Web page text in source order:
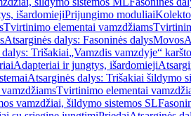
išardomiejiPrijungimo moduliai
Tvirtinimo elementai vamzdžiams
Atsarginės dalys: Fasoninės dalysMovos
Trišakiai„Vamzdis vamzdyje“
Adapteriai ir jungtys, išardomieji
Atsarginės dalys: Trišakiai šildymo
Tvirtinimo elementai
vamzdžiai, šildymo sistemos SL